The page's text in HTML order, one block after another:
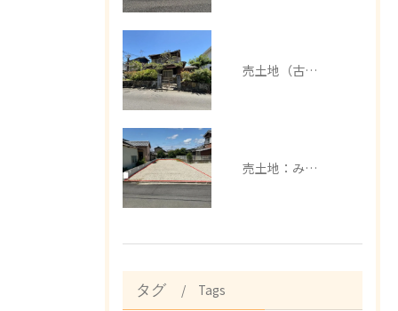
売土地（古家有）：みなべ町芝
売土地：みなべ町埴田
タグ Tags